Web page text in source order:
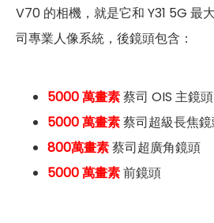
V70 的相機，就是它和 Y31 5G 最
司專業人像系統，後鏡頭包含：
5000 萬畫素蔡司 OIS 主鏡頭
5000 萬畫素蔡司超級長焦
800萬畫素蔡司超廣角鏡頭
5000 萬畫素前鏡頭